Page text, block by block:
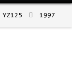
YZ125 1997